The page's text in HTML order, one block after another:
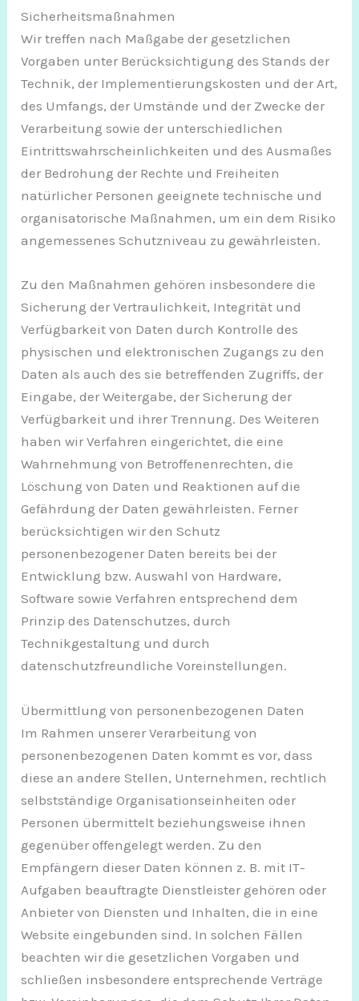
Sicherheitsmaßnahmen
Wir treffen nach Maßgabe der gesetzlichen
Vorgaben unter Berücksichtigung des Stands der
Technik, der Implementierungskosten und der Art,
des Umfangs, der Umstände und der Zwecke der
Verarbeitung sowie der unterschiedlichen
Eintrittswahrscheinlichkeiten und des Ausmaßes
der Bedrohung der Rechte und Freiheiten
natürlicher Personen geeignete technische und
organisatorische Maßnahmen, um ein dem Risiko
angemessenes Schutzniveau zu gewährleisten.
Zu den Maßnahmen gehören insbesondere die
Sicherung der Vertraulichkeit, Integrität und
Verfügbarkeit von Daten durch Kontrolle des
physischen und elektronischen Zugangs zu den
Daten als auch des sie betreffenden Zugriffs, der
Eingabe, der Weitergabe, der Sicherung der
Verfügbarkeit und ihrer Trennung. Des Weiteren
haben wir Verfahren eingerichtet, die eine
Wahrnehmung von Betroffenenrechten, die
Löschung von Daten und Reaktionen auf die
Gefährdung der Daten gewährleisten. Ferner
berücksichtigen wir den Schutz
personenbezogener Daten bereits bei der
Entwicklung bzw. Auswahl von Hardware,
Software sowie Verfahren entsprechend dem
Prinzip des Datenschutzes, durch
Technikgestaltung und durch
datenschutzfreundliche Voreinstellungen.
Übermittlung von personenbezogenen Daten
Im Rahmen unserer Verarbeitung von
personenbezogenen Daten kommt es vor, dass
diese an andere Stellen, Unternehmen, rechtlich
selbstständige Organisationseinheiten oder
Personen übermittelt beziehungsweise ihnen
gegenüber offengelegt werden. Zu den
Empfängern dieser Daten können z. B. mit IT-
Aufgaben beauftragte Dienstleister gehören oder
Anbieter von Diensten und Inhalten, die in eine
Website eingebunden sind. In solchen Fällen
beachten wir die gesetzlichen Vorgaben und
schließen insbesondere entsprechende Verträge